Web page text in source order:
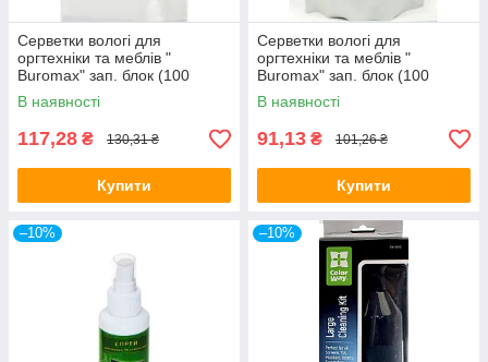
Серветки вологі для
оргтехніки та меблів "
Buromax" зап. блок (100
штук) BM.0801-01
В наявності
117,28 ₴ 130,31 ₴
Купити
Серветки вологі для
оргтехніки та меблів "
Buromax" зап. блок (100
штук) BM.0803-01
В наявності
91,13 ₴ 101,26 ₴
Купити
–10% –10%